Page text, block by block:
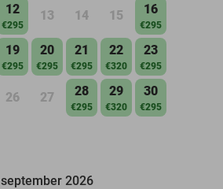
12
€295
13 14 15 16
€295
19
€295
20
€295
21
€295
22
€320
23
€295
26 27 28
€295
29
€320
30
€295
september 2026